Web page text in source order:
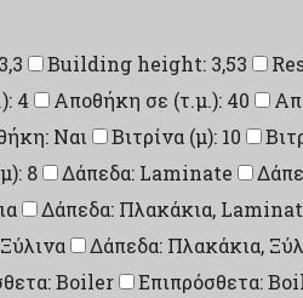
Building height: 3,53
4 Αποθήκη σε (τ.μ.): 40
Ναι Βιτρίνα (μ): 10
8 Δάπεδα: Laminate
Δάπεδα: Πλακάκια,
Δάπεδα: Πλακάκια,
Boiler Επιπρόσθετα: